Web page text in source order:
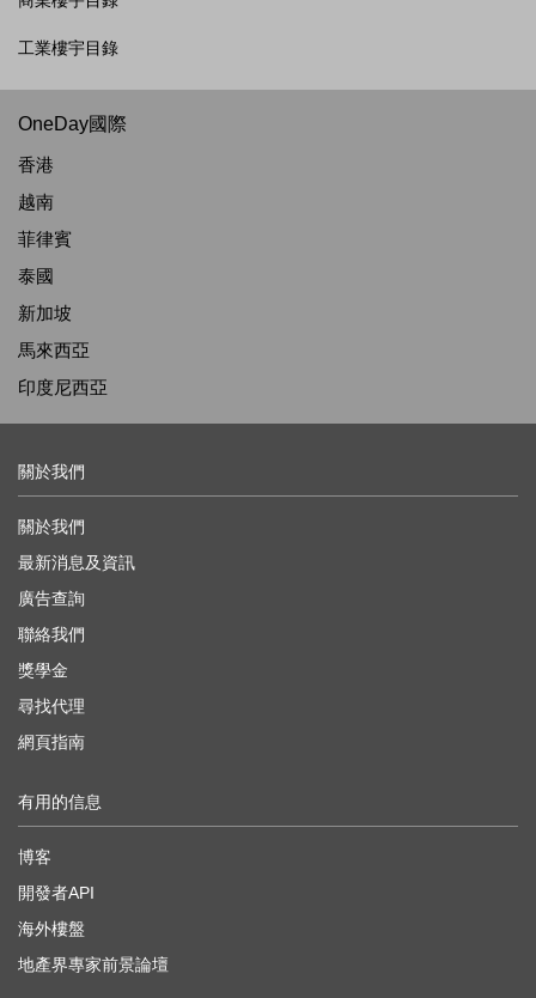
工業樓宇目錄
OneDay國際
香港
越南
菲律賓
泰國
新加坡
馬來西亞
印度尼西亞
關於我們
關於我們
最新消息及資訊
廣告查詢
聯絡我們
獎學金
尋找代理
網頁指南
有用的信息
博客
開發者API
海外樓盤
地產界專家前景論壇